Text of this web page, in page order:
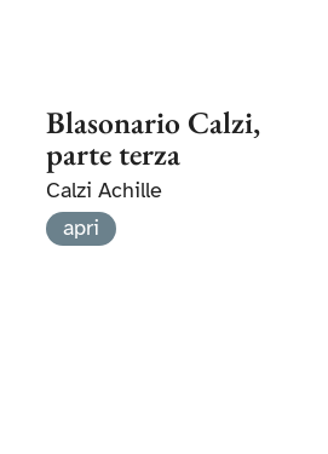
Blasonario Calzi,
parte terza
Calzi Achille
apri